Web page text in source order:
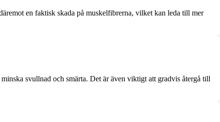
en faktisk skada på muskelfibrerna, vilket kan leda till mer
svullnad och smärta. Det är även viktigt att gradvis återgå till